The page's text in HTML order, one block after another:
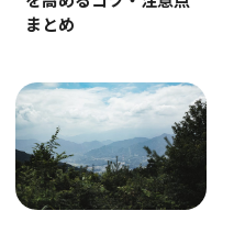
まとめ